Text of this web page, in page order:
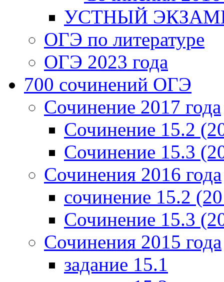
УСТНЫЙ
ОГЭ по литературе
ОГЭ 2023 года
700 cочинений ОГЭ
Сочинение 2017 года
Сочинение 15.2
Сочинение 15.3
Сочинения 2016 года
сочинение 15.2
Сочинение 15.3
Сочинения 2015 года
задание 15.1